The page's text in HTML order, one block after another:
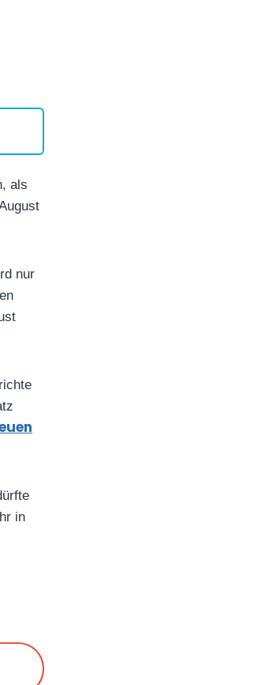
als
nur
in